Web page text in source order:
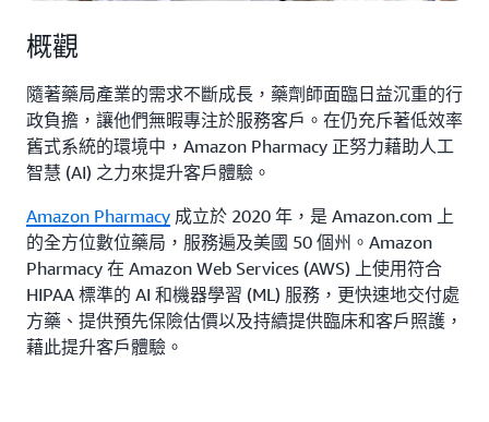
概觀
隨著藥局產業的需求不斷成長，藥劑師面臨日益沉重的行
政負擔，讓他們無暇專注於服務客戶。在仍充斥著低效率
舊式系統的環境中，Amazon Pharmacy 正努力藉助人工
智慧 (AI) 之力來提升客戶體驗。
Amazon Pharmacy 成立於 2020 年，是 Amazon.com 上
的全方位數位藥局，服務遍及美國 50 個州。Amazon
Pharmacy 在 Amazon Web Services (AWS) 上使用符合
HIPAA 標準的 AI 和機器學習 (ML) 服務，更快速地交付處
方藥、提供預先保險估價以及持續提供臨床和客戶照護，
藉此提升客戶體驗。